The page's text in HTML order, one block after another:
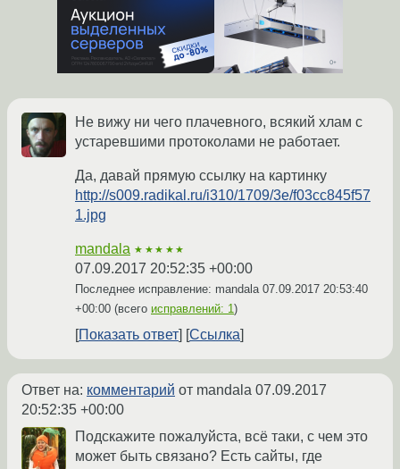
Не вижу ни чего плачевного, всякий хлам с
устаревшими протоколами не работает.
Да, давай прямую ссылку на картинку
http://s009.radikal.ru/i310/1709/3e/f03cc845f57
1.jpg
mandala ★★★★★
07.09.2017 20:52:35 +00:00
Последнее исправление: mandala 07.09.2017 20:53:40
+00:00 (всего исправлений: 1)
Показать ответ Ссылка
Ответ на: комментарий от mandala 07.09.2017
20:52:35 +00:00
Подскажите пожалуйста, всё таки, с чем это
может быть связано? Есть сайты, где